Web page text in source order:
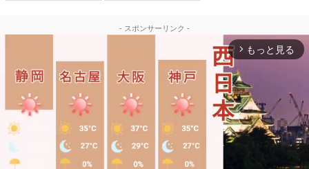
- スポンサーリンク -
arrow_forward_ios もっと見る